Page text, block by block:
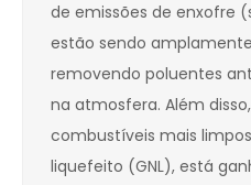
de emissões de enxofre
estão sendo
removendo poluentes
na atmosfera. Além
combustíveis mais
liquefeito (GNL), está